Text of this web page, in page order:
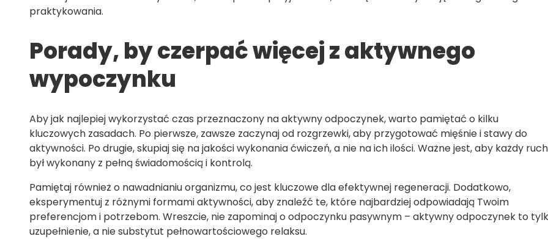
praktykowania.
Porady, by czerpać więcej z aktywnego
wypoczynku
Aby jak najlepiej wykorzystać czas przeznaczony na aktywny odpoczynek, warto pamiętać o kilku
kluczowych zasadach. Po pierwsze, zawsze zaczynaj od rozgrzewki, aby przygotować mięśnie i stawy do
aktywności. Po drugie, skupiaj się na jakości wykonania ćwiczeń, a nie na ich ilości. Ważne jest, aby każdy ruch
był wykonany z pełną świadomością i kontrolą.
Pamiętaj również o nawadnianiu organizmu, co jest kluczowe dla efektywnej regeneracji. Dodatkowo,
eksperymentuj z różnymi formami aktywności, aby znaleźć te, które najbardziej odpowiadają Twoim
preferencjom i potrzebom. Wreszcie, nie zapominaj o odpoczynku pasywnym – aktywny odpoczynek to
uzupełnienie, a nie substytut pełnowartościowego relaksu.